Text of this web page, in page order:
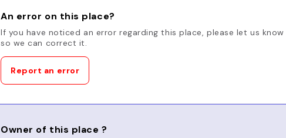
An error on this place?
If you have noticed an error regarding this place, please let us know
so we can correct it.
Report an error
Owner of this place ?